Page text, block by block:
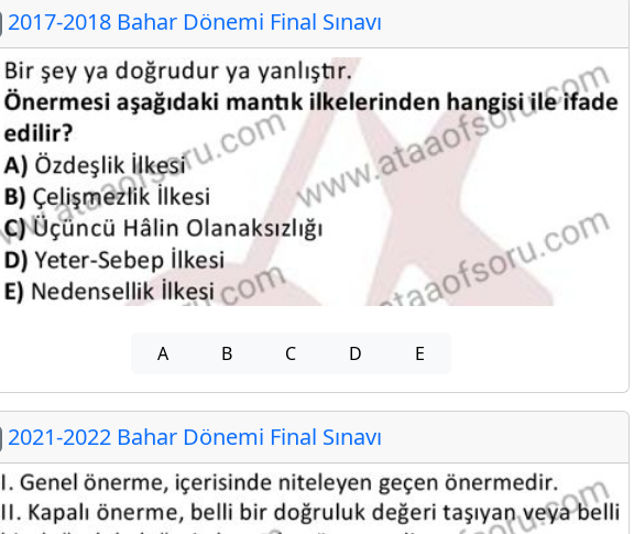
2017-2018 Bahar Dönemi Final Sınavı
A B C D E
2021-2022 Bahar Dönemi Final Sınavı